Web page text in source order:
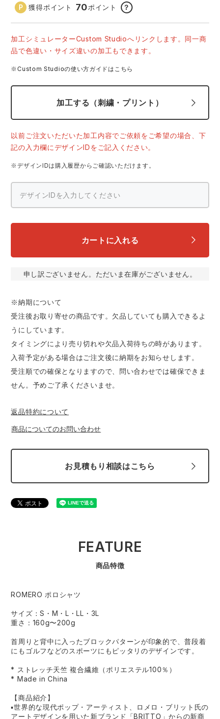
刺繍・プリント加工対象商品
作業着
ニット
ファン付きウェア
カジュアル
アタックベース サンエス
中塚被服 イーブンリバー
獲得ポイント 70ポイント ？
加工シミュレーターCustom Studioへリンクします。同一商
品で色違い・サイズ違いの加工もできます。
※Custom Studioの使い方ガイドはこちら
加工する（刺繍・プリント）
以前ご注文いただいた加工内容でご依頼をご希望の場合、下
記の入力欄にデザインIDをご記入ください。
※デザインIDは購入履歴からご確認いただけます。
カートに入れる
申し訳ございません。ただいま在庫がございません。
※納期について
受注後お取り寄せの商品です。欠品していても購入できるよ
うにしています。
タイミングにより売り切れや欠品入荷待ちの時があります。
入荷予定がある場合はご注文後に納期をお知らせします。
受注順での確保となりますので、問い合わせでは確保できま
せん。予めご了承くださいませ。
返品特約について
商品についてのお問い合わせ
お見積もり相談はこちら
FEATURE
商品特徴
ROMERO ポロシャツ
サイズ：S・M・L・LL・3L
重さ：160g〜200g
首周りと背中に入ったブロックパターンが印象的で、普段着
にもゴルフなどのスポーツにもピッタリのデザインです。
* ストレッチ天竺 複合繊維（ポリエステル100％）
* Made in China
【商品紹介】
▪世界的な現代ポップ・アーティスト、ロメロ・ブリット氏の
アートデザインを用いた新ブランド「BRITTO」からの新商